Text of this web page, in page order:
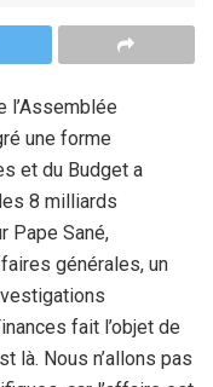
l’Assemblée
une forme
et du Budget a
8 milliards
Pape Sané,
générales, un
fait l’objet de
là. Nous n’allons pas